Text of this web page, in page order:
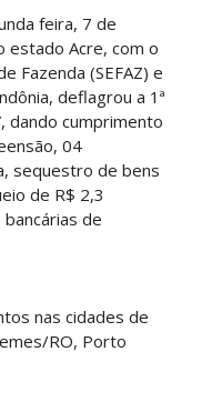
feira, 7 de
estado Acre, com o
Fazenda (SEFAZ) e
deflagrou a 1ª
dando cumprimento
04
sequestro de bens
de R$ 2,3
de
nas cidades de
RO, Porto